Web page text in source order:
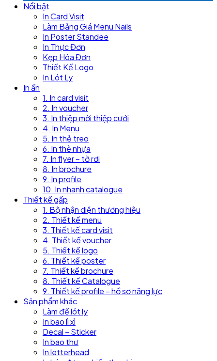
Nổi bật
In Card Visit
Làm Bảng Giá Menu Nails
In Poster Standee
In Thực Đơn
Kẹp Hóa Đơn
Thiết Kế Logo
In Lót Ly
In ấn
1. In card visit
2. In voucher
3. In thiệp mời thiệp cưới
4. In Menu
5. In thẻ treo
6. In thẻ nhựa
7. In flyer – tờ rơi
8. In brochure
9. In profile
10. In nhanh catalogue
Thiết kế gấp
1. Bộ nhận diện thương hiệu
2. Thiết kế menu
3. Thiết kế card visit
4. Thiết kế voucher
5. Thiết kế logo
6. Thiết kế poster
7. Thiết kế brochure
8. Thiết kế Catalogue
9. Thiết kế profile – hồ sơ năng lực
Sản phẩm khác
Làm đế lót ly
In bao lì xì
Decal – Sticker
In bao thư
In letterhead